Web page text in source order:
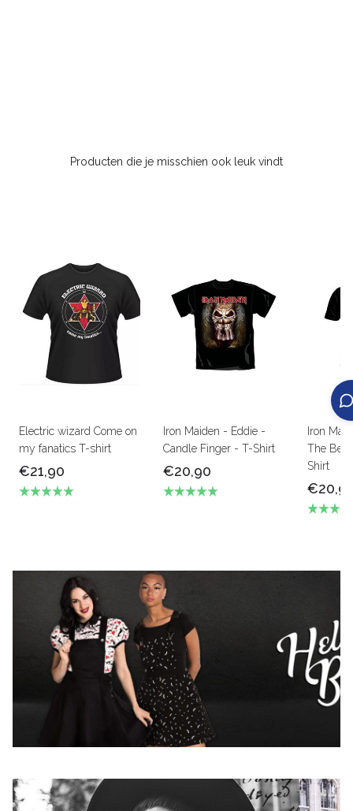
Producten die je misschien ook leuk vindt
Electric wizard Come on
my fanatics T-shirt
€21,90
Iron Maiden - Eddie -
Candle Finger - T-Shirt
€20,90
Iron
The
Shirt